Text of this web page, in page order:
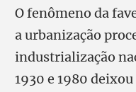
O fenômeno da
a urbanização
industrialização
1930 e 1980